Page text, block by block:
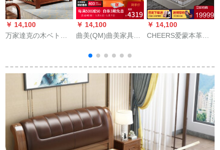
￥ 14,100
万家達克の木ベトド
メトル1.5 m純木ベド
寝室ダンベル9025ク
ミの木純木単ベド
1200 mm*2000 mm
￥ 14,100
曲美(QM)曲美家具家
ド式ダンベル収納庫
体ベッド+ベトパッド
家具黒胡桃色
￥ 14,100
CHEERS爱蒙本革ベ
1800*2000